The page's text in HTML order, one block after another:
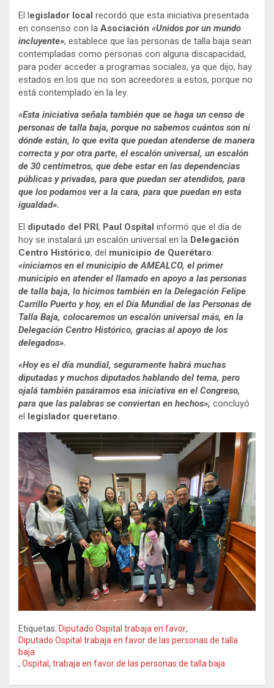
El legislador local recordó que esta iniciativa presentada
en consenso con la Asociación «Unidos por un mundo
incluyente», establece que las personas de talla baja sean
contempladas como personas con alguna discapacidad,
para poder acceder a programas sociales, ya que dijo, hay
estados en los que no son acreedores a estos, porque no
está contemplado en la ley.
«Esta iniciativa señala también que se haga un censo de
personas de talla baja, porque no sabemos cuántos son ni
dónde están, lo que evita que puedan atenderse de manera
correcta y por otra parte, el escalón universal, un escalón
de 30 centímetros, que debe estar en las dependencias
públicas y privadas, para que puedan ser atendidos, para
que los podamos ver a la cara, para que puedan en esta
igualdad».
El diputado del PRI, Paul Ospital informó que el día de
hoy se instalará un escalón universal en la Delegación
Centro Histórico, del municipio de Querétaro:
«iniciamos en el municipio de AMEALCO, el primer
municipio en atender el llamado en apoyo a las personas
de talla baja, lo hicimos también en la Delegación Felipe
Carrillo Puerto y hoy, en el Día Mundial de las Personas de
Talla Baja, colocaremos un escalón universal más, en la
Delegación Centro Histórico, gracias al apoyo de los
delegados».
«Hoy es el día mundial, seguramente habrá muchas
diputadas y muchos diputados hablando del tema, pero
ojalá también pasáramos esa iniciativa en el Congreso,
para que las palabras se conviertan en hechos»; concluyó
el legislador queretano.
Etiquetas: Diputado Ospital trabaja en favor,
Diputado Ospital trabaja en favor de las personas de talla
baja
, Ospital, trabaja en favor de las personas de talla baja